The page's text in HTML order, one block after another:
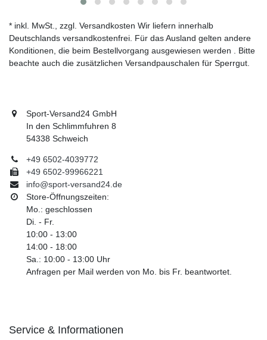
* inkl. MwSt., zzgl. Versandkosten Wir liefern innerhalb
Deutschlands versandkostenfrei. Für das Ausland gelten andere
Konditionen, die beim Bestellvorgang ausgewiesen werden . Bitte
beachte auch die zusätzlichen Versandpauschalen für Sperrgut.
Sport-Versand24 GmbH
In den Schlimmfuhren 8
54338 Schweich
+49 6502-4039772
+49 6502-99966221
info@sport-versand24.de
Store-Öffnungszeiten:
Mo.: geschlossen
Di. - Fr.
10:00 - 13:00
14:00 - 18:00
Sa.: 10:00 - 13:00 Uhr
Anfragen per Mail werden von Mo. bis Fr. beantwortet.
Service & Informationen